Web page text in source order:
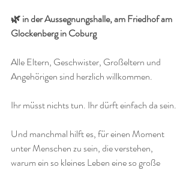
🌿 in der Aussegnungshalle, am Friedhof am
Glockenberg in Coburg
Alle Eltern, Geschwister, Großeltern und
Angehörigen sind herzlich willkommen.
Ihr müsst nichts tun. Ihr dürft einfach da sein.
Und manchmal hilft es, für einen Moment
unter Menschen zu sein, die verstehen,
warum ein so kleines Leben eine so große